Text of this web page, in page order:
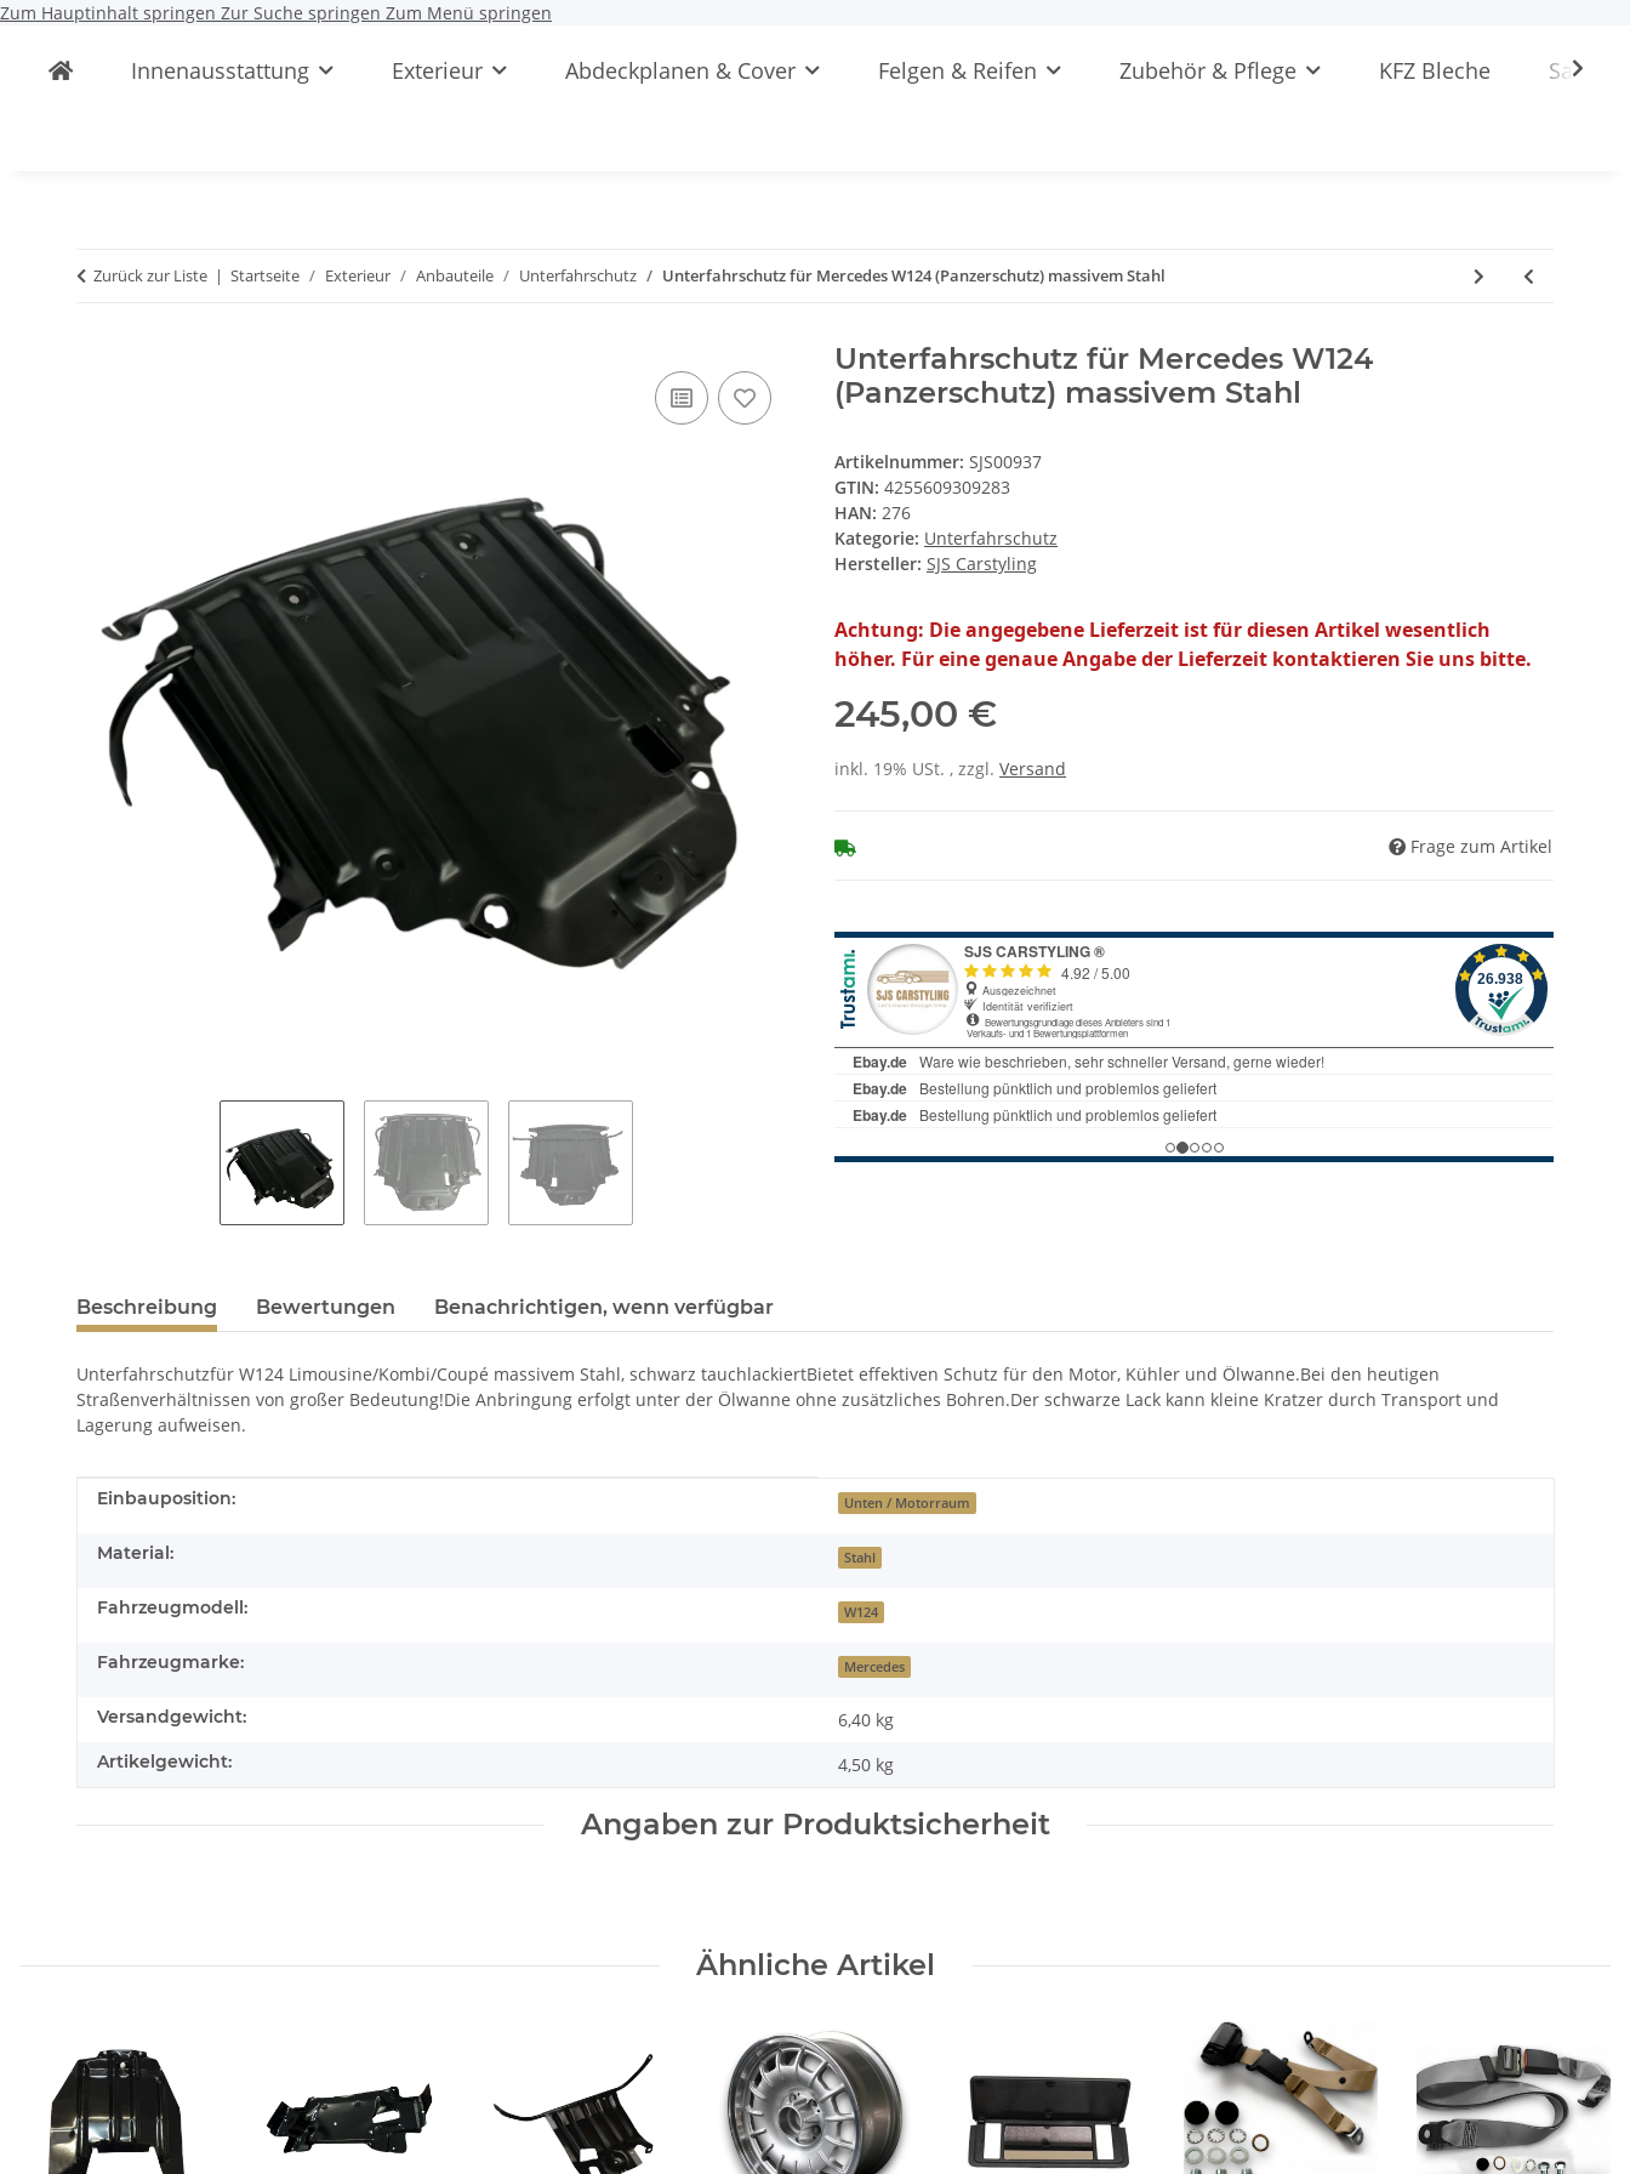
Zum Hauptinhalt springen Zur Suche springen Zum Menü springen
Innenausstattung Exterieur Abdeckplanen & Cover Felgen & Reifen Zubehör & Pflege KFZ Bleche
Zurück zur Liste Startseite Exterieur Anbauteile Unterfahrschutz Unterfahrschutz für Mercedes W124 (Panzerschutz) massivem Stahl
Unterfahrschutz für Mercedes W124
(Panzerschutz) massivem Stahl
Artikelnummer: SJS00937
GTIN: 4255609309283
HAN: 276
Kategorie: Unterfahrschutz
Hersteller: SJS Carstyling
Achtung: Die angegebene Lieferzeit ist für diesen Artikel wesentlich
höher. Für eine genaue Angabe der Lieferzeit kontaktieren Sie uns bitte.
245,00 €
inkl. 19% USt. , zzgl. Versand
Frage zum Artikel
Beschreibung Bewertungen Benachrichtigen, wenn verfügbar
Unterfahrschutzfür W124 Limousine/Kombi/Coupé massivem Stahl, schwarz tauchlackiertBietet effektiven Schutz für den Motor, Kühler und Ölwanne.Bei den heutigen
Straßenverhältnissen von großer Bedeutung!Die Anbringung erfolgt unter der Ölwanne ohne zusätzliches Bohren.Der schwarze Lack kann kleine Kratzer durch Transport und
Lagerung aufweisen.
Produkteigenschaft
Wert
Einbauposition: Unten / Motorraum
Material: Stahl
Fahrzeugmodell: W124
Fahrzeugmarke: Mercedes
Versandgewicht: 6,40 kg
Artikelgewicht: 4,50 kg
Angaben zur Produktsicherheit
Ähnliche Artikel